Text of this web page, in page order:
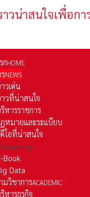
วน่าสนใจเพื่อก
กHOME
NEWS
วเด่น
วที่น่าสนใจ
หารราชการ
หมายและระเเบียบ
โอที่น่าสนใจ
Learning
Book
Data
วิชาการACADEMIC
หารธุรกิจ